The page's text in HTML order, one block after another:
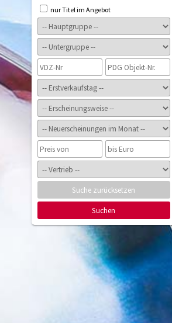
nur Titel im Angebot
Suche zurücksetzen
Suchen